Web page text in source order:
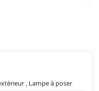
, Lampe à poser